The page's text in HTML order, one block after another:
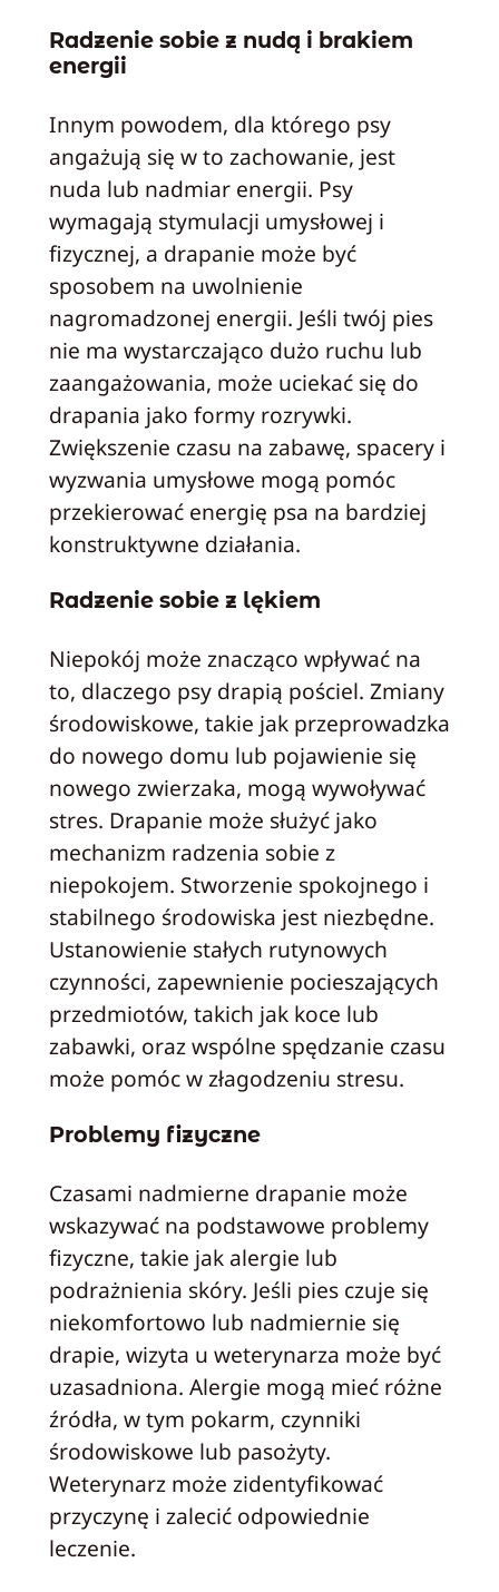
Radzenie sobie z nudą i brakiem
energii
Innym powodem, dla którego psy
angażują się w to zachowanie, jest
nuda lub nadmiar energii. Psy
wymagają stymulacji umysłowej i
fizycznej, a drapanie może być
sposobem na uwolnienie
nagromadzonej energii. Jeśli twój pies
nie ma wystarczająco dużo ruchu lub
zaangażowania, może uciekać się do
drapania jako formy rozrywki.
Zwiększenie czasu na zabawę, spacery i
wyzwania umysłowe mogą pomóc
przekierować energię psa na bardziej
konstruktywne działania.
Radzenie sobie z lękiem
Niepokój może znacząco wpływać na
to, dlaczego psy drapią pościel. Zmiany
środowiskowe, takie jak przeprowadzka
do nowego domu lub pojawienie się
nowego zwierzaka, mogą wywoływać
stres. Drapanie może służyć jako
mechanizm radzenia sobie z
niepokojem. Stworzenie spokojnego i
stabilnego środowiska jest niezbędne.
Ustanowienie stałych rutynowych
czynności, zapewnienie pocieszających
przedmiotów, takich jak koce lub
zabawki, oraz wspólne spędzanie czasu
może pomóc w złagodzeniu stresu.
Problemy fizyczne
Czasami nadmierne drapanie może
wskazywać na podstawowe problemy
fizyczne, takie jak alergie lub
podrażnienia skóry. Jeśli pies czuje się
niekomfortowo lub nadmiernie się
drapie, wizyta u weterynarza może być
uzasadniona. Alergie mogą mieć różne
źródła, w tym pokarm, czynniki
środowiskowe lub pasożyty.
Weterynarz może zidentyfikować
przyczynę i zalecić odpowiednie
leczenie.